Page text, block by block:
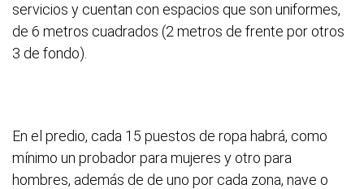
servicios y cuentan con espacios que son uniformes,
de 6 metros cuadrados (2 metros de frente por otros
3 de fondo).
En el predio, cada 15 puestos de ropa habrá, como
mínimo un probador para mujeres y otro para
hombres, además de de uno por cada zona, nave o